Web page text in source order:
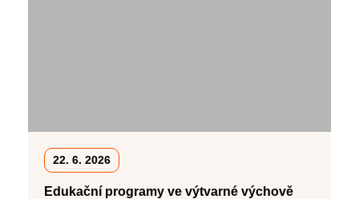
22. 6. 2026
Edukační programy ve výtvarné výchově